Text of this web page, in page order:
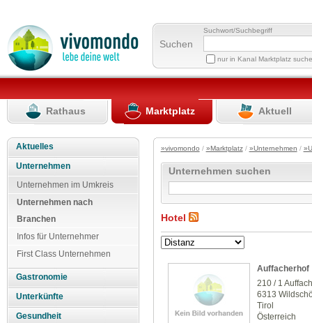
Suchen
Suchwort/Suchbegriff
nur in Kanal Marktplatz
Rathaus Marktplatz Aktuell
Aktuelles
Unternehmen
Unternehmen im Umkreis
Unternehmen nach
Branchen
Infos für Unternehmer
First Class Unternehmen
Gastronomie
Unterkünfte
Gesundheit
»vivomondo / »Marktplatz/ »Unternehmen /
Unternehmen suchen
Hotel
Auffacherhof
210 / 1
6313
Tirol
Österreich